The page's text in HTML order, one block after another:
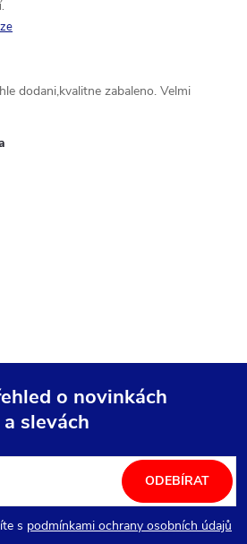
dodani,kvalitne zabaleno. Velmi
o novinkách
a slevách
s podmínkami ochrany osobních údajů
ODEBÍRAT